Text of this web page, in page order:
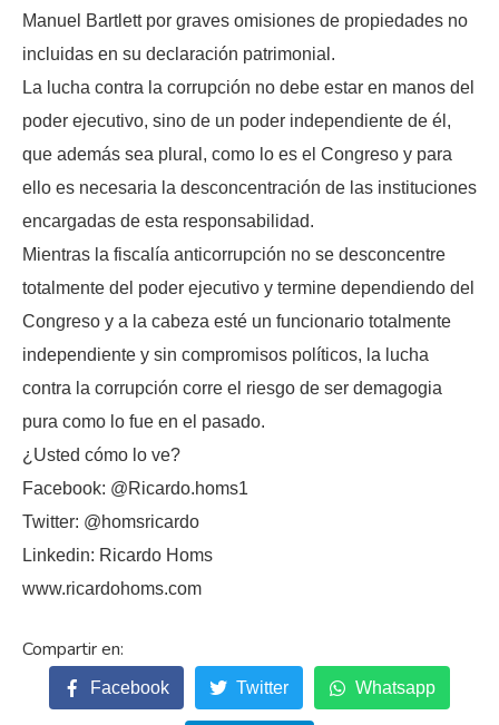
Manuel Bartlett por graves omisiones de propiedades no
incluidas en su declaración patrimonial.
La lucha contra la corrupción no debe estar en manos del
poder ejecutivo, sino de un poder independiente de él,
que además sea plural, como lo es el Congreso y para
ello es necesaria la desconcentración de las instituciones
encargadas de esta responsabilidad.
Mientras la fiscalía anticorrupción no se desconcentre
totalmente del poder ejecutivo y termine dependiendo del
Congreso y a la cabeza esté un funcionario totalmente
independiente y sin compromisos políticos, la lucha
contra la corrupción corre el riesgo de ser demagogia
pura como lo fue en el pasado.
¿Usted cómo lo ve?
Facebook: @Ricardo.homs1
Twitter: @homsricardo
Linkedin: Ricardo Homs
www.ricardohoms.com
Facebook Twitter Whatsapp